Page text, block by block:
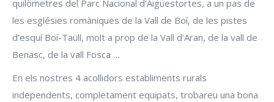
quilòmetres del Parc Nacional d’Aigüestortes, a un pas de
les esglésies romàniques de la Vall de Boí, de les pistes
d’esquí Boí-Taüll, molt a prop de la Vall d’Aran, de la vall de
Benasc, de la vall Fosca …
En els nostres 4 acollidors establiments rurals
independents, completament equipats, trobareu una bona